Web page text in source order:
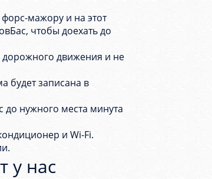
мажору и на этот
чтобы доехать до
движения и не
будет записана в
до нужного места минута
и Wi-Fi.
у нас